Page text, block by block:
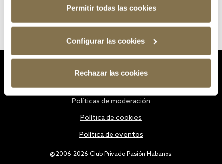
Permitir todas las cookies
Configurar las cookies
Rechazar las cookies
@ 2006-2026 Club Privado Pasión Habanos.
Políticas de moderación
Política de cookies
Política de eventos